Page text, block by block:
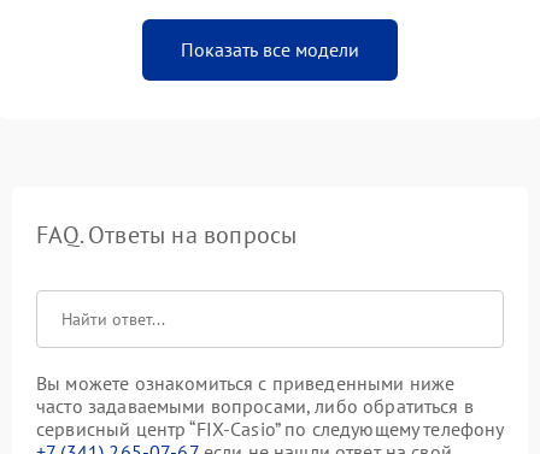
Показать все модели
FAQ. Ответы на вопросы
Вы можете ознакомиться с приведенными ниже
часто задаваемыми вопросами, либо обратиться в
сервисный центр “FIX-Casio” по следующему телефону